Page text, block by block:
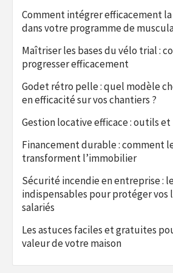
Comment intégrer efficacement
dans votre programme de
Maîtriser les bases du vélo trial :
progresser efficacement
Godet rétro pelle : quel modèle
en efficacité sur vos chantiers ?
Gestion locative efficace : outils
Financement durable : comment
transforment l’immobilier
Sécurité incendie en entreprise :
indispensables pour protéger vos
salariés
Les astuces faciles et gratuites
valeur de votre maison